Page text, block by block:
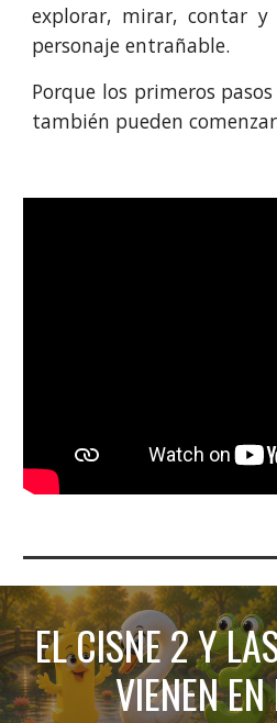
explorar, mirar, contar
personaje entrañable.
Porque los primeros
también pueden
EL CISNE 2 Y
VIENEN EN